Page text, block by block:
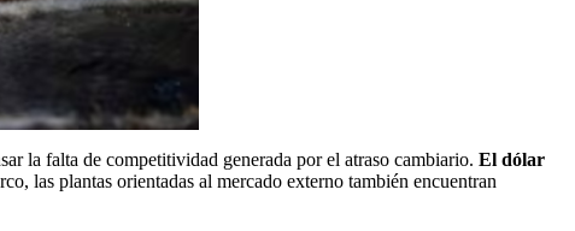
la falta de competitividad generada por el atraso cambiario. El dólar
las plantas orientadas al mercado externo también encuentran